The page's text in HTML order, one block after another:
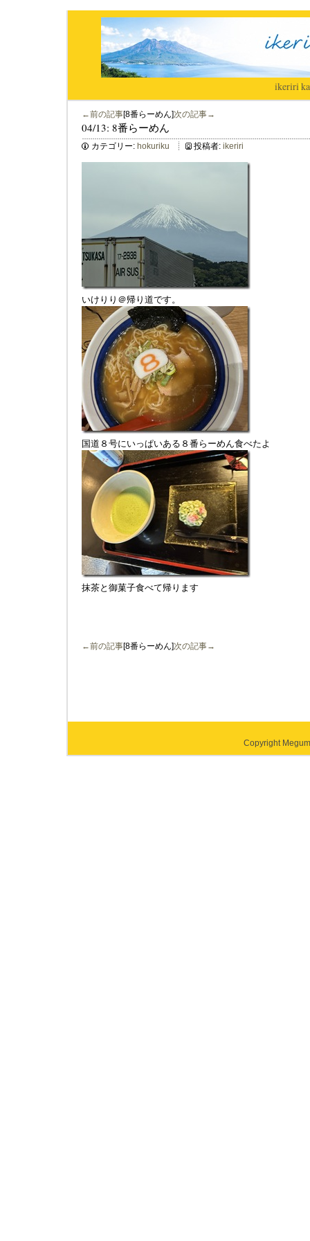
ikeriri|
←前の記事[8番らーめん]次の記事→
04/13: 8番らーめん
カテゴリー: hokuriku 投稿者: ikeriri
いけりり＠帰り道です。
国道８号にいっぱいある８番らーめん食べたよ
抹茶と御菓子食べて帰ります
←前の記事[8番らーめん]次の記事→
Copyright